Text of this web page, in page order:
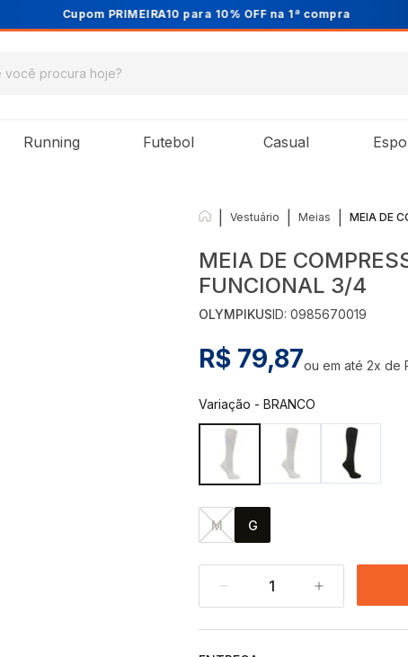
Cupom PRIMEIRA10 para 10% OFF na 1ª compra
Running Futebol Casual
Vestuário Meias MEIA DE
MEIA DE
FUNCIONAL 3/4
OLYMPIKUSID:0985670019
R$ 79,87ou em até 2x de
Variação -BRANCO
M G
1